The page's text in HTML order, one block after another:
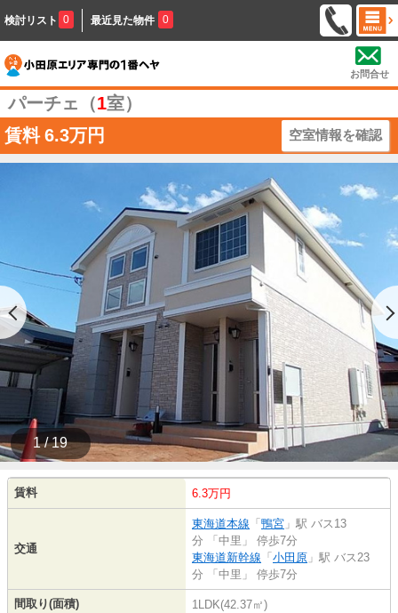
検討リスト 0 最近見た物件 0
お問合せ
パーチェ（1室）
賃料 6.3万円 空室情報を確認
1 / 19
賃料 6.3万円
交通
東海道本線 「 鴨宮 」駅 バス13
分 「中里」 停歩7分
東海道新幹線 「 小田原 」駅 バス23
分 「中里」 停歩7分
間取り(面積) 1LDK(42.37㎡)